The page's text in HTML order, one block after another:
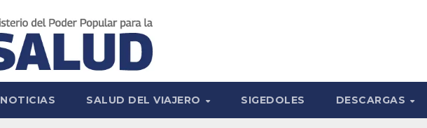
NOTICIAS SALUD DEL VIAJERO SIGEDOLES DESCARGAS